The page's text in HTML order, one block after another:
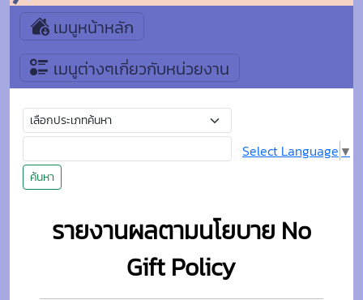
เมนูหน้าหลัก
เมนูต่างๆเกี่ยวกับหน่วยงาน
ค้นหา
Select Language ▼
รายงานผลตามนโยบาย No
Gift Policy